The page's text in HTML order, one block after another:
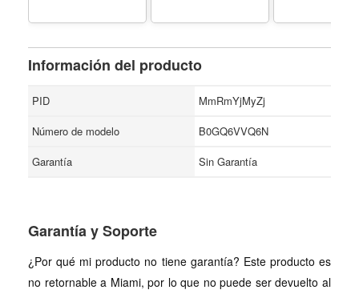
Información del producto
PID
MmRmYjMyZj
Número de modelo
B0GQ6VVQ6N
Garantía
Sin Garantía
Garantía y Soporte
¿Por qué mi producto no tiene garantía? Este producto es
no retornable a Miami, por lo que no puede ser devuelto al